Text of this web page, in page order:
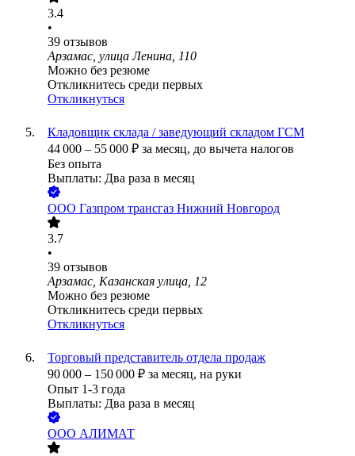
3.4
•
39 отзывов
Арзамас, улица Ленина, 110
Можно без резюме
Откликнитесь среди первых
Откликнуться
Кладовщик склада / заведующий складом ГСМ
44 000 – 55 000 ₽ за месяц, до вычета налогов
Без опыта
Выплаты: Два раза в месяц
ООО Газпром трансгаз Нижний Новгород
3.7
•
39 отзывов
Арзамас, Казанская улица, 12
Можно без резюме
Откликнитесь среди первых
Откликнуться
Торговый представитель отдела продаж
90 000 – 150 000 ₽ за месяц, на руки
Опыт 1-3 года
Выплаты: Два раза в месяц
ООО АЛИМАТ